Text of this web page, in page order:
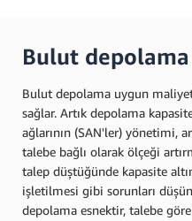
Bulut
Bulut depolama uygun
sağlar. Artık depolama
ağlarının (SAN'ler) yönetimi,
talebe bağlı olarak ölçeği
talep düştüğünde kapasite
işletilmesi gibi sorunları
depolama esnektir, talebe